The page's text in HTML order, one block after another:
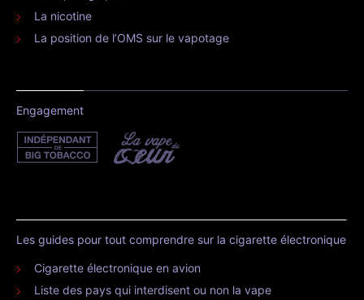
La nicotine
La position de l’OMS sur le vapotage
Engagement
Les guides pour tout comprendre sur la cigarette électronique
Cigarette électronique en avion
Liste des pays qui interdisent ou non la vape